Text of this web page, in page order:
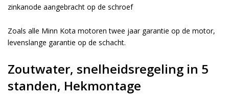
zinkanode aangebracht op de schroef
Zoals alle Minn Kota motoren twee jaar garantie op de motor,
levenslange garantie op de schacht.
Zoutwater, snelheidsregeling in 5
standen, Hekmontage